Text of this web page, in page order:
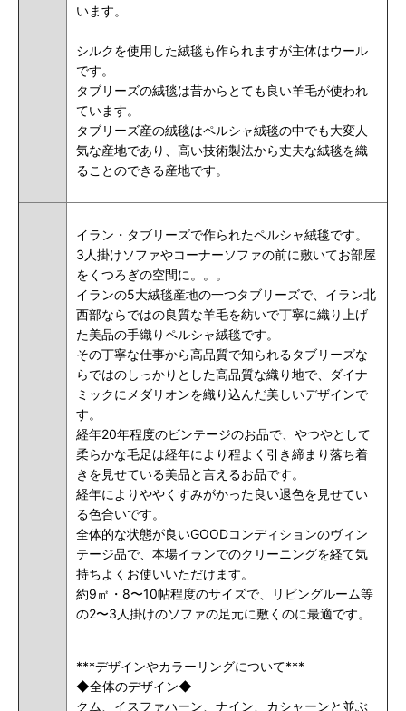
います。
シルクを使用した絨毯も作られますが主体はウール
です。
タブリーズの絨毯は昔からとても良い羊毛が使われ
ています。
タブリーズ産の絨毯はペルシャ絨毯の中でも大変人
気な産地であり、高い技術製法から丈夫な絨毯を織
ることのできる産地です。
イラン・タブリーズで作られたペルシャ絨毯です。
3人掛けソファやコーナーソファの前に敷いてお部屋
をくつろぎの空間に。。。
イランの5大絨毯産地の一つタブリーズで、イラン北
西部ならではの良質な羊毛を紡いで丁寧に織り上げ
た美品の手織りペルシャ絨毯です。
その丁寧な仕事から高品質で知られるタブリーズな
らではのしっかりとした高品質な織り地で、ダイナ
ミックにメダリオンを織り込んだ美しいデザインで
す。
経年20年程度のビンテージのお品で、 やつやとして
柔らかな毛足は経年により程よく引き締まり落ち着
きを見せている美品と言えるお品です。
経年によりややくすみがかった良い退色を見せてい
る色合いです。
全体的な状態が良いGOODコンディションのヴィン
テージ品で、 本場イランでのクリーニングを経て気
持ちよくお使いいただけます。
約9㎡・8〜10帖程度のサイズで、リビングルーム等
の2〜3人掛けのソファの足元に敷くのに最適です。
***デザインやカラーリングについて***
◆全体のデザイン◆
クム、イスファハーン、ナイン、カシャーンと並ぶ